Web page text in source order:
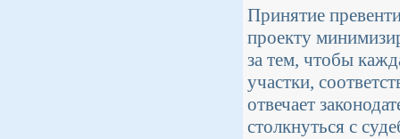
Принятие
проекту
за тем, чтобы
участки,
отвечает
столкнуться с